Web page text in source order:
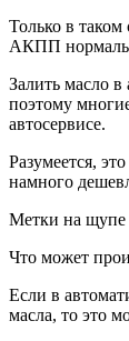
Только в
АКПП
Залить масло в
поэтому
автосервисе.
Разумеется,
намного
Метки на щупе
Что может
Если в
масла, то это